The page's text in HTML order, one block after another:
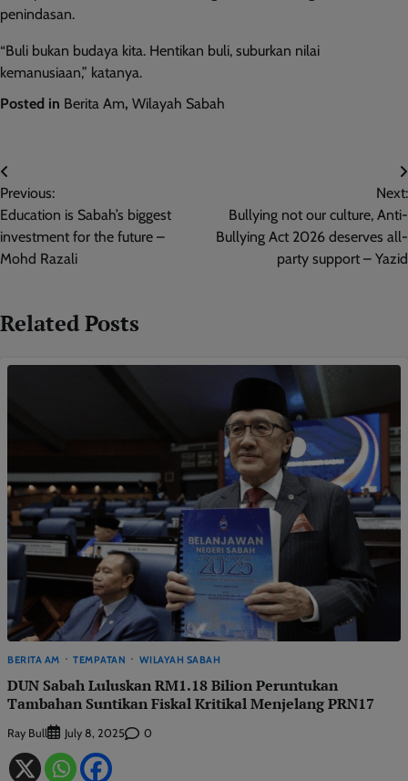
penindasan.
“Buli bukan budaya kita. Hentikan buli, suburkan nilai
kemanusiaan,” katanya.
Posted in Berita Am, Wilayah Sabah
Post
navigation
Previous:
Education is Sabah’s biggest
investment for the future –
Mohd Razali
Next:
Bullying not our culture, Anti-
Bullying Act 2026 deserves all-
party support – Yazid
Related Posts
BERITA AM TEMPATAN WILAYAH SABAH
DUN Sabah Luluskan RM1.18 Bilion Peruntukan
Tambahan Suntikan Fiskal Kritikal Menjelang PRN17
Ray Bull July 8, 2025 0